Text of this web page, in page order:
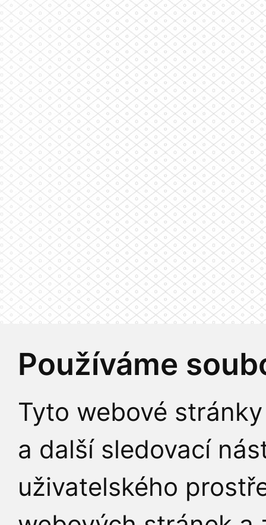
Používáme
Tyto webové
a další sledovací
uživatelského